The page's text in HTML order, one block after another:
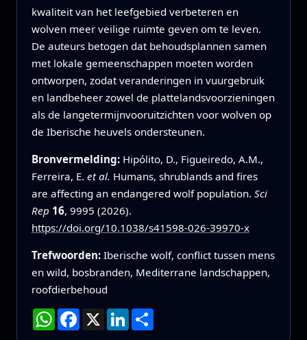
kwaliteit van het leefgebied verbeteren en
wolven meer veilige ruimte geven om te leven.
De auteurs betogen dat behoudsplannen samen
met lokale gemeenschappen moeten worden
ontworpen, zodat veranderingen in vuurgebruik
en landbeheer zowel de plattelandsvoorzieningen
als de langetermijnvooruitzichten voor wolven op
de Iberische heuvels ondersteunen.
Bronvermelding: Hipólito, D., Figueiredo, A.M.,
Ferreira, E. et al. Humans, shrublands and fires
are affecting an endangered wolf population. Sci
Rep 16, 9995 (2026).
https://doi.org/10.1038/s41598-026-39970-x
Trefwoorden: Iberische wolf, conflict tussen mens
en wild, bosbranden, Mediterrane landschappen,
roofdierbehoud
WhatsApp
Facebook
X LinkedIn
Deel